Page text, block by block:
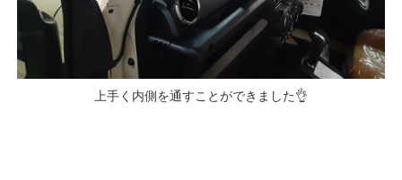
上手く内側を通すことができました👌